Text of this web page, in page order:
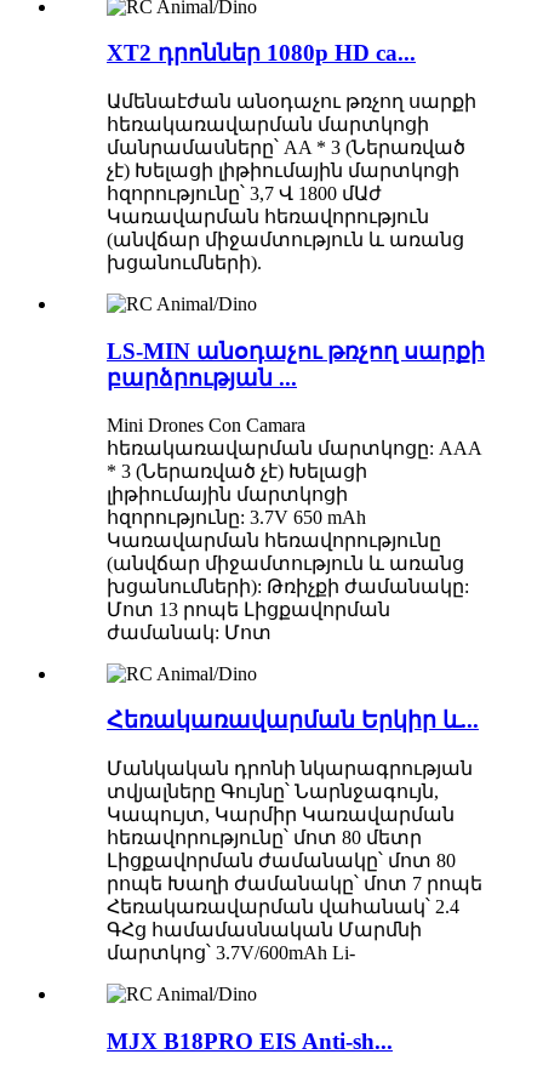
XT2 դրոններ 1080p HD ca...
Ամենաէժան անօդաչու թռչող սարքի
հեռակառավարման մարտկոցի
մանրամասները՝ AA * 3 (Ներառված
չէ) Խելացի լիթիումային մարտկոցի
հզորությունը՝ 3,7 Վ 1800 մԱժ
Կառավարման հեռավորություն
(անվճար միջամտություն և առանց
խցանումների).
LS-MIN անօդաչու թռչող սարքի
բարձրության ...
Mini Drones Con Camara
հեռակառավարման մարտկոցը: AAA
* 3 (Ներառված չէ) Խելացի
լիթիումային մարտկոցի
հզորությունը: 3.7V 650 mAh
Կառավարման հեռավորությունը
(անվճար միջամտություն և առանց
խցանումների): Թռիչքի ժամանակը:
Մոտ 13 րոպե Լիցքավորման
ժամանակ: Մոտ
Հեռակառավարման Երկիր և...
Մանկական դրոնի նկարագրության
տվյալները Գույնը՝ Նարնջագույն,
Կապույտ, Կարմիր Կառավարման
հեռավորությունը՝ մոտ 80 մետր
Լիցքավորման ժամանակը՝ մոտ 80
րոպե Խաղի ժամանակը՝ մոտ 7 րոպե
Հեռակառավարման վահանակ՝ 2.4
ԳՀց համամասնական Մարմնի
մարտկոց՝ 3.7V/600mAh Li-
MJX B18PRO EIS Anti-sh...